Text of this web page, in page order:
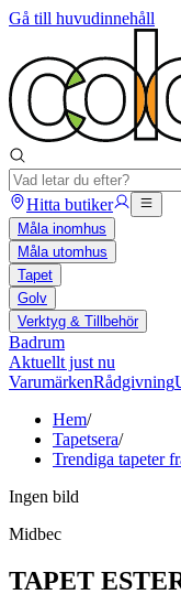
Gå till huvudinnehåll
Hitta butiker
Måla inomhus
Måla utomhus
Tapet
Golv
Verktyg & Tillbehör
Badrum
Aktuellt just nu
VarumärkenRådgivning
Hem/
Tapetsera/
Trendiga tapeter
Ingen bild
Midbec
TAPET